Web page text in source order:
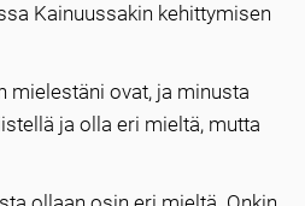
Kainuussakin kehittymisen
mielestäni ovat, ja minusta
ja olla eri mieltä, mutta